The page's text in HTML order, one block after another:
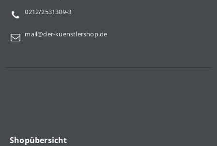
0212/2531309-3
mail@der-kuenstlershop.de
Shopübersicht